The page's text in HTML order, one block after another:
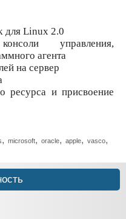
для Linux 2.0
управления,
агента
на сервер
ресурса и присвоение
,microsoft,oracle,apple,vasco,